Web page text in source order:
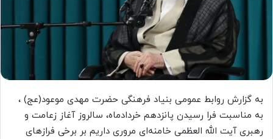
به گزارش روابط عمومی بنیاد فرهنگی حضرت مهدی موعود(عج) ،
به مناسبت فرا رسیدن پانزدهم خردادماه، سالروز آغاز زعامت و
رهبری آیت الله العظمی خامنه‌ای مروری داریم بر برخی فرازهای